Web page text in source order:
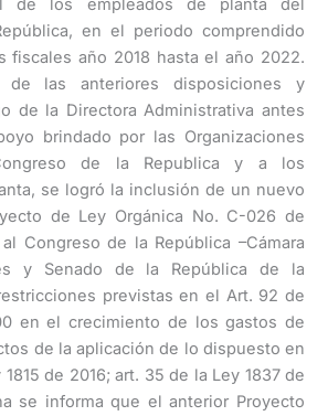
en el periodo comprendido
fiscales año 2018 hasta el año 2022.
de las anteriores disposiciones y
de la Directora Administrativa antes
brindado por las Organizaciones
de la Republica y a los
se logró la inclusión de un nuevo
de Ley Orgánica No. C-026 de
al Congreso de la República –Cámara
y Senado de la República de la
previstas en el Art. 92 de
en el crecimiento de los gastos de
de la aplicación de lo dispuesto en
de 2016; art. 35 de la Ley 1837 de
se informa que el anterior Proyecto